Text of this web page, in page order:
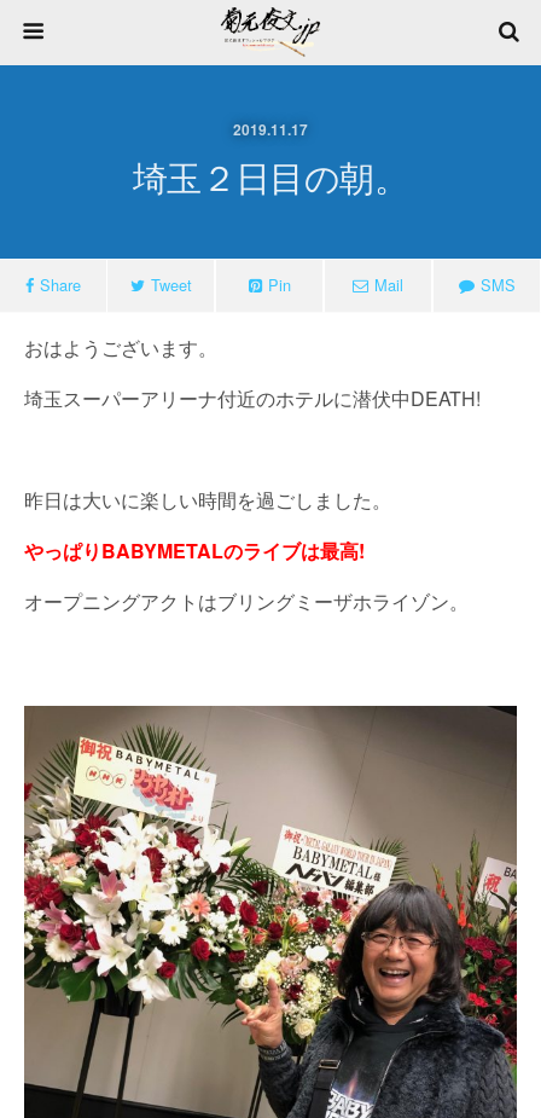
2019.11.17
埼玉２日目の朝。
Share Tweet Pin Mail SMS
おはようございます。
埼玉スーパーアリーナ付近のホテルに潜伏中DEATH!
昨日は大いに楽しい時間を過ごしました。
やっぱりBABYMETALのライブは最高!
オープニングアクトはブリングミーザホライゾン。